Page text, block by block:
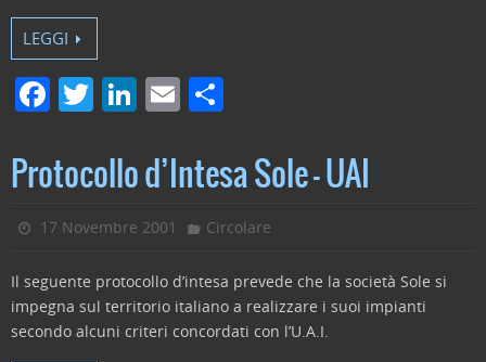
LEGGI
F
c
e
b
o
o
k
T
itt
er
Li
k
e
dI
n
E
ai
l
n
di
vi
di
Protocollo d’Intesa Sole – UAI
17 Novembre 2001 Circolare
Il seguente protocollo d’intesa prevede che la società Sole si
impegna sul territorio italiano a realizzare i suoi impianti
secondo alcuni criteri concordati con l’U.A.I.